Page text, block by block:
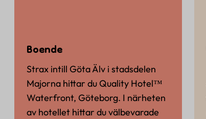
Boende
Strax intill Göta Älv i stadsdelen
Majorna hittar du Quality Hotel™
Waterfront, Göteborg. I närheten
av hotellet hittar du välbevarade